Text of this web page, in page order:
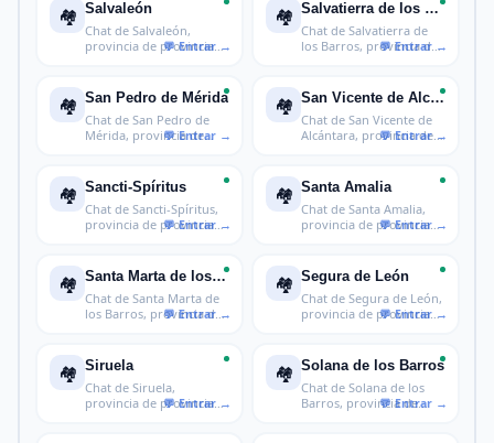
🏘️ Salvaleón
Chat de Salvaleón,
provincia de provincia
🏘️ Salvatierra de los Barros
Chat de Salvatierra de
los Barros, provincia de
🏘️ San Pedro de Mérida
Chat de San Pedro de
Mérida, provincia de
🏘️ San Vicente de Alcántara
Chat de San Vicente de
Alcántara, provincia de
🏘️ Sancti-Spíritus
Chat de Sancti-Spíritus,
provincia de provincia
🏘️ Santa Amalia
Chat de Santa Amalia,
provincia de provincia
🏘️ Santa Marta de los Barros
Chat de Santa Marta de
los Barros, provincia de
🏘️ Segura de León
Chat de Segura de León,
provincia de provincia
🏘️ Siruela
Chat de Siruela,
provincia de provincia
🏘️ Solana de los Barros
Chat de Solana de los
Barros, provincia de